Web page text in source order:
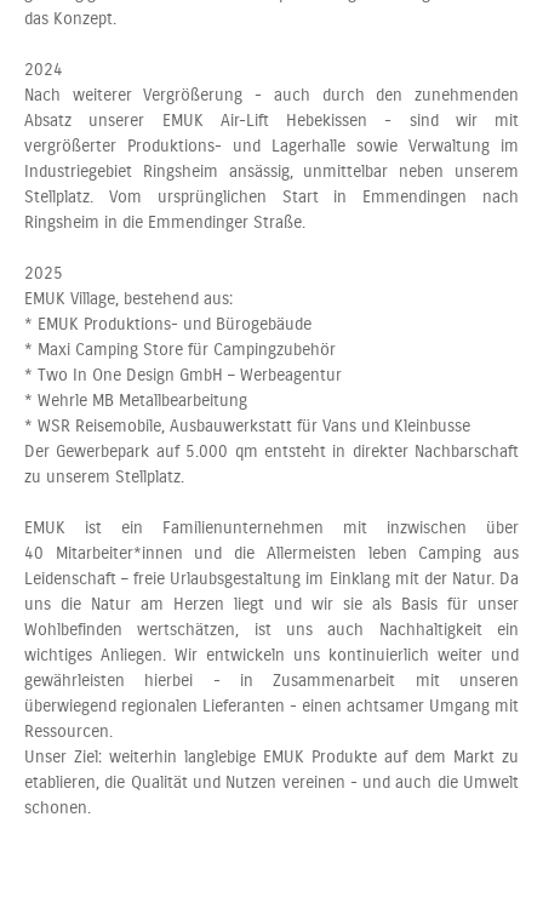
das Konzept.
2024
Nach weiterer Vergrößerung - auch durch den zunehmenden
Absatz unserer EMUK Air-Lift Hebekissen - sind wir mit
vergrößerter Produktions- und Lagerhalle sowie Verwaltung im
Industriegebiet Ringsheim ansässig, unmittelbar neben unserem
Stellplatz. Vom ursprünglichen Start in Emmendingen nach
Ringsheim in die Emmendinger Straße.
2025
EMUK Village, bestehend aus:
* EMUK Produktions- und Bürogebäude
* Maxi Camping Store für Campingzubehör
* Two In One Design GmbH – Werbeagentur
* Wehrle MB Metallbearbeitung
* WSR Reisemobile, Ausbauwerkstatt für Vans und Kleinbusse
Der Gewerbepark auf 5.000 qm entsteht in direkter Nachbarschaft
zu unserem Stellplatz.
EMUK ist ein Familienunternehmen mit inzwischen über
40 Mitarbeiter*innen und die Allermeisten leben Camping aus
Leidenschaft – freie Urlaubsgestaltung im Einklang mit der Natur. Da
uns die Natur am Herzen liegt und wir sie als Basis für unser
Wohlbefinden wertschätzen, ist uns auch Nachhaltigkeit ein
wichtiges Anliegen. Wir entwickeln uns kontinuierlich weiter und
gewährleisten hierbei - in Zusammenarbeit mit unseren
überwiegend regionalen Lieferanten - einen achtsamer Umgang mit
Ressourcen.
Unser Ziel: weiterhin langlebige EMUK Produkte auf dem Markt zu
etablieren, die Qualität und Nutzen vereinen - und auch die Umwelt
schonen.